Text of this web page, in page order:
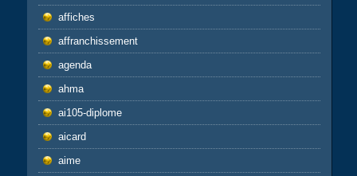
affiches
affranchissement
agenda
ahma
ai105-diplome
aicard
aime